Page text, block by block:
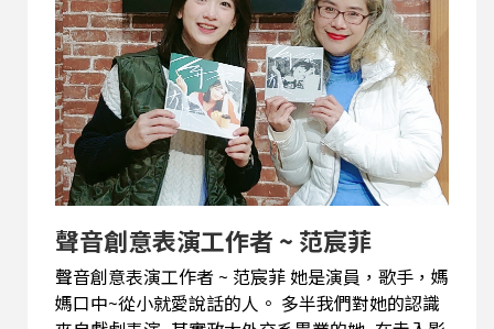
博士班。...
聲音創意表演工作者 ~ 范宸菲
聲音創意表演工作者 ~ 范宸菲 她是演員，歌手，媽
媽口中~從小就愛說話的人。 多半我們對她的認識